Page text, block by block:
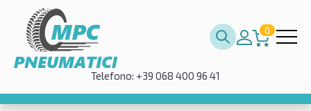
0
Telefono: +39 068 400 96 41